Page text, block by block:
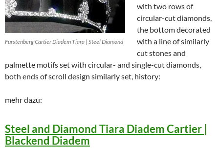
Fürstenberg Cartier Diadem Tiara | Steel Diamond
with two rows of
circular-cut diamonds,
the bottom decorated
with a line of similarly
cut stones and
palmette motifs set with circular- and single-cut diamonds,
both ends of scroll design similarly set, history:
mehr dazu:
Steel and Diamond Tiara Diadem Cartier |
Blackend Diadem